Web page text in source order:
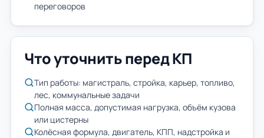
переговоров
Что уточнить перед КП
Тип работы: магистраль, стройка, карьер, топливо,
лес, коммунальные задачи
Полная масса, допустимая нагрузка, объём кузова
или цистерны
Колёсная формула, двигатель, КПП, надстройка и